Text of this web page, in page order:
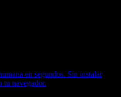
en segundos. Sin instalar
tu navegador.